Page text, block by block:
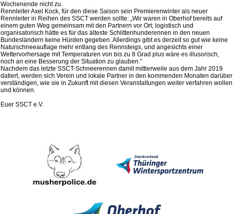
Wochenende nicht zu.⁣
Rennleiter Axel Kock, für den diese Saison sein Premierenwinter als neuer
Rennleiter in Reihen des SSCT werden sollte: „Wir waren in Oberhof bereits auf
einem guten Weg gemeinsam mit den Partnern vor Ort; logistisch und
organisatorisch hätte es für das älteste Schlittenhunderennen in den neuen
Bundesländern keine Hürden gegeben. Allerdings gibt es derzeit so gut wie keine
Naturschneeauflage mehr entlang des Rennsteigs, und angesichts einer
Wettervorhersage mit Temperaturen von bis zu 8 Grad plus wäre es illusorisch,
noch an eine Besserung der Situation zu glauben.“⁣
Nachdem das letzte SSCT-Schneerennen damit mittlerweile aus dem Jahr 2019
datiert, werden sich Verein und lokale Partner in den kommenden Monaten darüber
verständigen, wie sie in Zukunft mit diesen Veranstaltungen weiter verfahren wollen
und können.
Euer SSCT e.V.